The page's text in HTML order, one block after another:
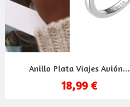
Vista rápida
Anillo Plata Viajes Avión...
18,99 €